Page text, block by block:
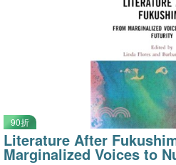
90折
Literature After
Marginalized Voices to